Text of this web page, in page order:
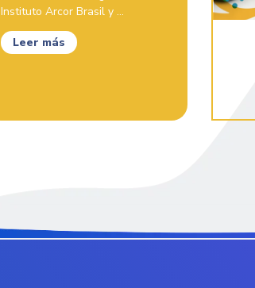
Instituto Arcor Brasil y ...
Leer más